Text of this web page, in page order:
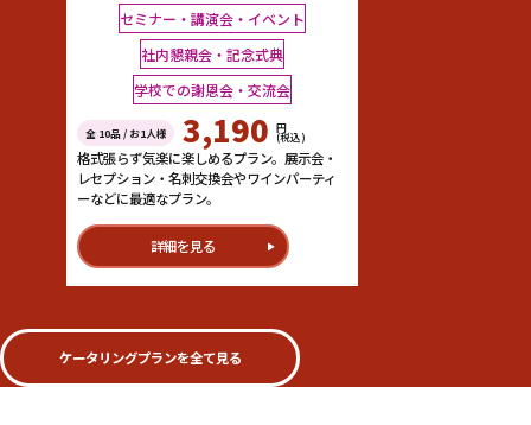
セミナー・講演会・イベント
社内懇親会・記念式典
学校での謝恩会・交流会
全 10品 / お1人様 3,190 円
(税込)
格式張らず気楽に楽しめるプラン。展示会・
レセプション・名刺交換会やワインパーティ
ーなどに最適なプラン。
詳細を見る
ケータリングプランを全て見る